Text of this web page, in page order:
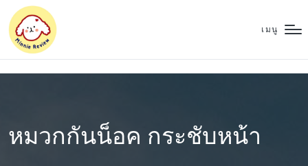
เมนู
หมวกกันน็อค กระชับหน้า